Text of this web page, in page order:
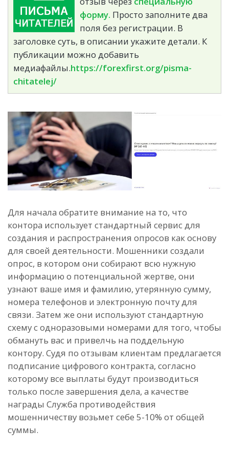
форму. Просто заполните два
поля без регистрации. В
заголовке суть, в описании укажите детали. К
публикации можно добавить
медиафайлы.https://forexfirst.org/pisma-
chitatelej/
Для начала обратите внимание на то, что
контора использует стандартный сервис для
создания и распространения опросов как основу
для своей деятельности. Мошенники создали
опрос, в котором они собирают всю нужную
информацию о потенциальной жертве, они
узнают ваше имя и фамилию, утерянную сумму,
номера телефонов и электронную почту для
связи. Затем же они используют стандартную
схему с одноразовыми номерами для того, чтобы
обмануть вас и привелчь на поддельную
контору. Судя по отзывам клиентам предлагается
подписание цифрового контракта, согласно
которому все выплаты будут производиться
только после завершения дела, а качестве
награды Служба противодействия
мошенничеству возьмет себе 5-10% от общей
суммы.